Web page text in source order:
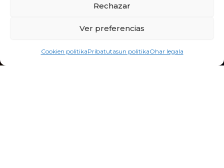
Rechazar
Ver preferencias
Cookien politikaPribatutasun politikaOhar legala
g
a